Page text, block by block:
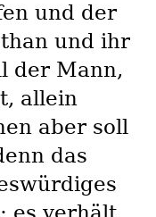
und der
und ihr
der Mann,
allein
aber soll
das